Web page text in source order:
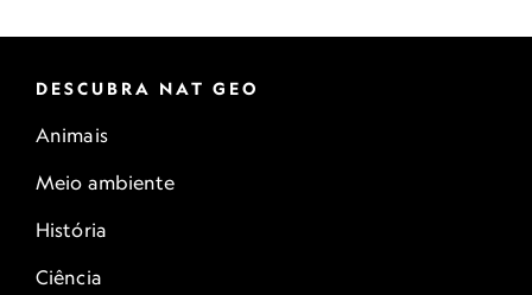
DESCUBRA NAT GEO
Animais
Meio ambiente
História
Ciência